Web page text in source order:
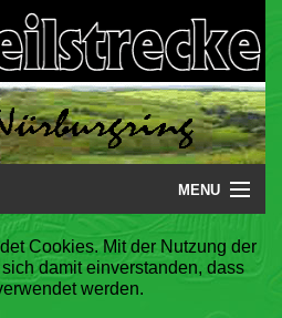
MENU
Cookies. Mit der Nutzung der
damit einverstanden, dass
werden.